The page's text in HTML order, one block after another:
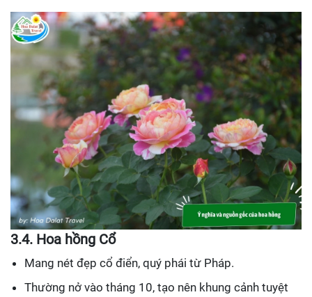
3.4. Hoa hồng Cổ
Mang nét đẹp cổ điển, quý phái từ Pháp.
Thường nở vào tháng 10, tạo nên khung cảnh tuyệt